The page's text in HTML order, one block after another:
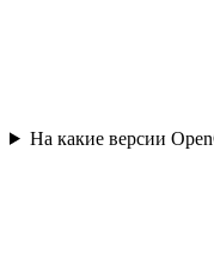
На какие версии